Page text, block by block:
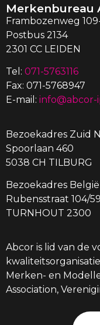
Merkenbureau
Frambozenweg 109-
Postbus 2134
2301 CC LEIDEN
Tel: 071-5763116
Fax: 071-5768947
E-mail: info@abcor-
Bezoekadres Zuid
Spoorlaan 460
5038 CH TILBURG
Bezoekadres België
Rubensstraat 104/59
TURNHOUT 2300
Abcor is lid van de
Merken- en
Association,